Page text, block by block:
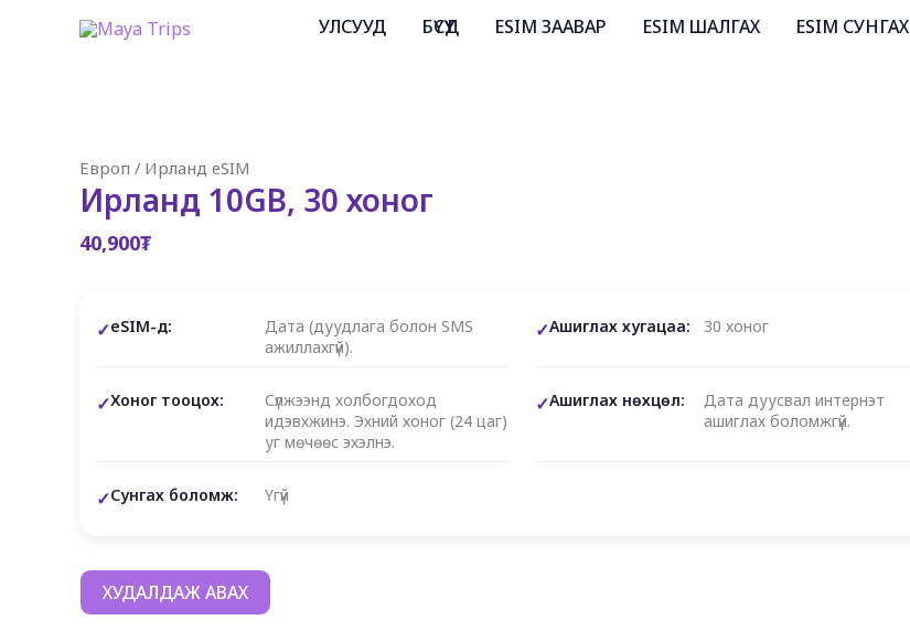
УЛСУУД БҮСҮҮД ESIM ЗААВАР ESIM ШАЛГАХ ESIM СУНГАХ
Европ / Ирланд eSIM
Ирланд 10GB, 30 хоног
40,900₮
eSIM-д:
Дата (дуудлага болон SMS
ажиллахгүй).
Ашиглах хугацаа: 30 хоног
Хоног тооцох:
Сүлжээнд холбогдоход
идэвхжинэ. Эхний хоног (24 цаг)
уг мөчөөс эхэлнэ.
Ашиглах нөхцөл:
Дата дуусвал интернэт
ашиглах боломжгүй.
Сунгах боломж: Үгүй
ХУДАЛДАЖ АВАХ